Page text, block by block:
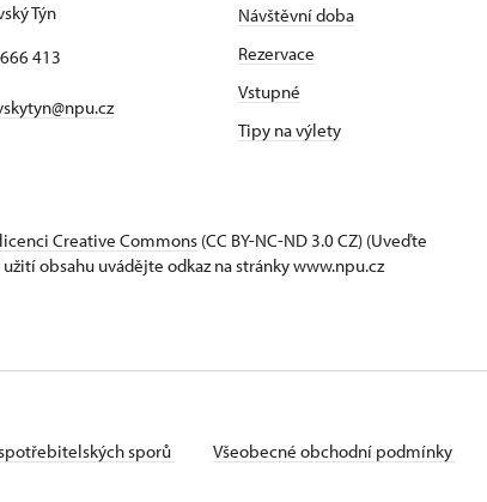
Týn
413
Návštěvní doba
Rezervace
Vstupné
Tipy na výlety
licenci Creative Commons (CC BY-NC-ND 3.0 CZ) (Uveďte
obsahu uvádějte odkaz na stránky www.npu.cz
sporů Všeobecné obchodní podmínky